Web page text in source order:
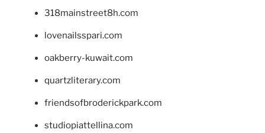
318mainstreet8h.com
lovenailsspari.com
oakberry-kuwait.com
quartzliterary.com
friendsofbroderickpark.com
studiopiattellina.com